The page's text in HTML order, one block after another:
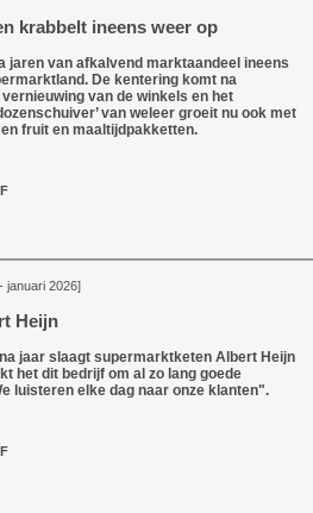
krabbelt ineens weer op
jaren van afkalvend marktaandeel ineens
De kentering komt na
van de winkels en het
van weleer groeit nu ook met
fruit en maaltijdpakketten.
januari 2026]
Heijn
jaar slaagt supermarktketen Albert Heijn
het dit bedrijf om al zo lang goede
luisteren elke dag naar onze klanten".